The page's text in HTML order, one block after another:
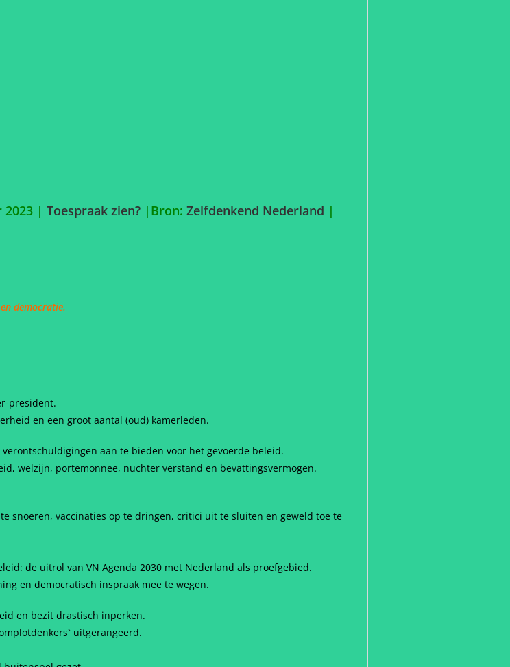
2023 | Toespraak zien? | Bron: Zelfdenkend Nederland |
democratie.
president.
en een groot aantal (oud) kamerleden.
aan te bieden voor het gevoerde beleid.
welzijn, portemonnee, nuchter verstand en bevattingsvermogen.
snoeren, vaccinaties op te dringen, critici uit te sluiten en geweld toe te
de uitrol van VN Agenda 2030 met Nederland als proefgebied.
en democratisch inspraak mee te wegen.
en bezit drastisch inperken.
uitgerangeerd.